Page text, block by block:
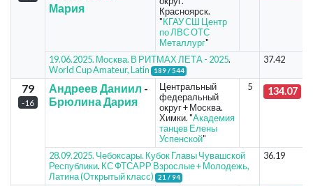
Мария
Красноярск.
"КГАУ СШ Центр
по ЛВС ОТС
Металлург"
19.06.2025. Москва. В РИТМАХ ЛЕТА - 2025.
World Cup Amateur, Latin
189 / 544
37.42
79
-16
Андреев Даниил -
Брюлина Дария
Центральный
федеральный
округ + Москва.
Химки. "Академия
танцев Елены
Успенской"
5 134.07
28.09.2025. Чебоксары. Кубок Главы Чувашской
Республики. КС ФТСАРР Взрослые + Молодежь,
Латина (Открытый класс)
21 / 94
36.19